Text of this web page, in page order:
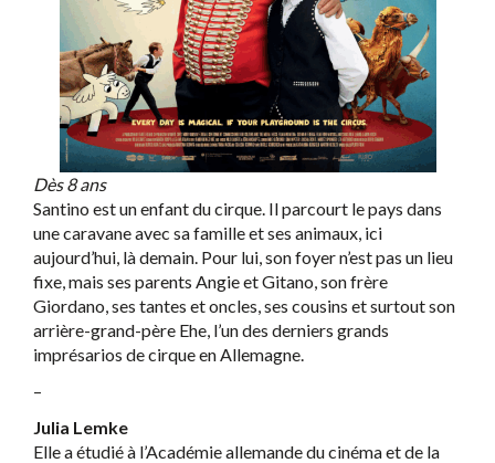
Dès 8 ans
Santino est un enfant du cirque. Il parcourt le pays dans
une caravane avec sa famille et ses animaux, ici
aujourd’hui, là demain. Pour lui, son foyer n’est pas un lieu
fixe, mais ses parents Angie et Gitano, son frère
Giordano, ses tantes et oncles, ses cousins et surtout son
arrière-grand-père Ehe, l’un des derniers grands
imprésarios de cirque en Allemagne.
–
Julia Lemke
Elle a étudié à l’Académie allemande du cinéma et de la